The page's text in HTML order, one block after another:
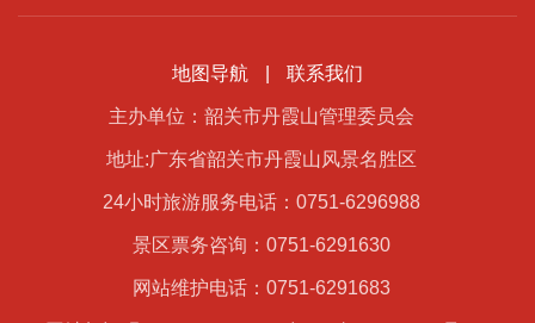
地图导航 联系我们
主办单位：韶关市丹霞山管理委员会
地址:广东省韶关市丹霞山风景名胜区
24小时旅游服务电话：0751-6296988
景区票务咨询：0751-6291630
网站维护电话：0751-6291683